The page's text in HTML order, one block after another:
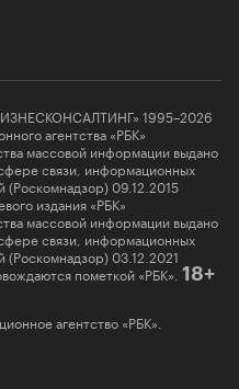
1995–2026
агентства «РБК»
массовой информации выдано
связи, информационных
(Роскомнадзор) 09.12.2015
издания «РБК»
массовой информации выдано
связи, информационных
(Роскомнадзор) 03.12.2021
пометкой «РБК». 18+
агентство «РБК».